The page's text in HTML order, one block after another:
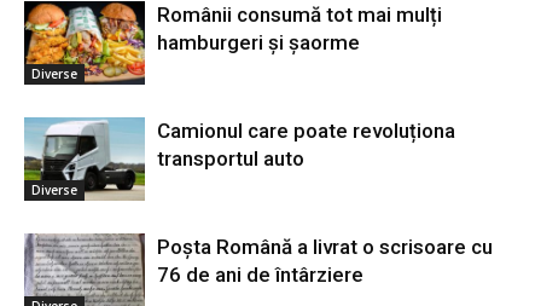
Diverse
Românii consumă tot mai mulți
hamburgeri și șaorme
Diverse
Camionul care poate revoluționa
transportul auto
Poșta Română a livrat o scrisoare cu
76 de ani de întârziere